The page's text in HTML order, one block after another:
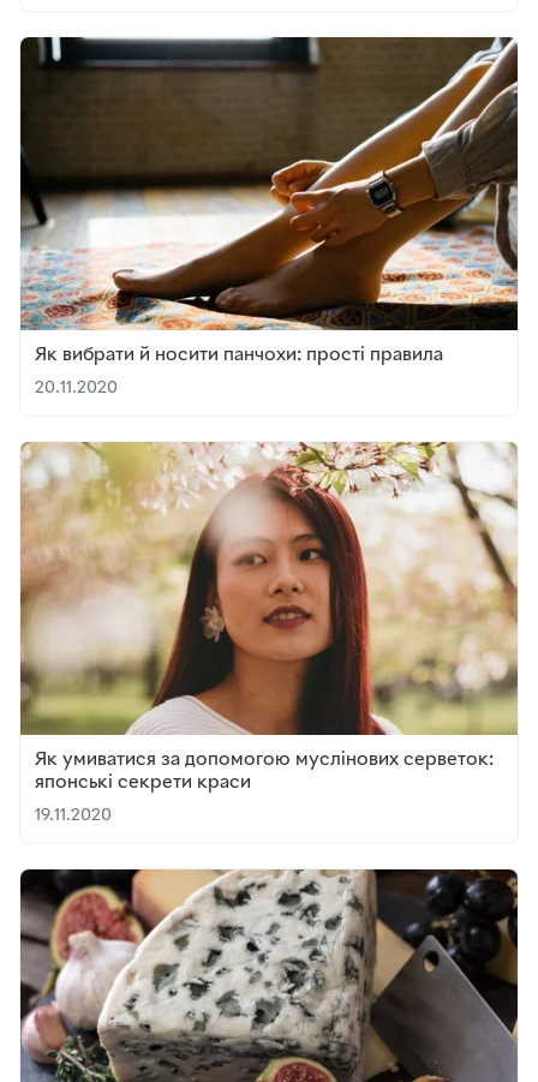
Як вибрати й носити панчохи: прості правила
20.11.2020
Як умиватися за допомогою муслінових серветок:
японські секрети краси
19.11.2020